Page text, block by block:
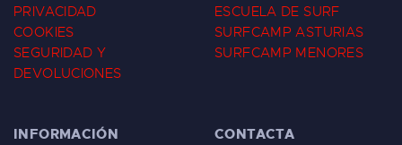
PRIVACIDAD
COOKIES
SEGURIDAD Y
DEVOLUCIONES
ESCUELA DE SURF
SURFCAMP ASTURIAS
SURFCAMP MENORES
INFORMACIÓN CONTACTA